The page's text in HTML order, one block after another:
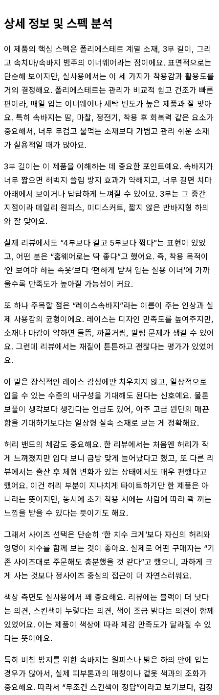
상세 정보 및 스펙 분석
이 제품의 핵심 스펙은 폴리에스테르 계열 소재, 3부 길이, 그리
고 속치마/속바지 범주의 이너웨어라는 점이에요. 표면적으로는
단순해 보이지만, 실사용에서는 이 세 가지가 착용감과 활용도를
거의 결정해요. 폴리에스테르는 관리가 비교적 쉽고 건조가 빠른
편이라, 매일 입는 이너웨어나 세탁 빈도가 높은 제품과 잘 맞아
요. 특히 속바지는 땀, 마찰, 정전기, 착용 후 회복력 같은 요소가
중요해서, 너무 무겁고 물먹는 소재보다 가볍고 관리 쉬운 소재
가 실용적일 때가 많아요.
3부 길이는 이 제품을 이해하는 데 중요한 포인트예요. 속바지가
너무 짧으면 허벅지 쓸림 방지 효과가 약해지고, 너무 길면 치마
아래에서 보이거나 답답하게 느껴질 수 있어요. 3부는 그 중간
지점이라 데일리 원피스, 미디스커트, 짧지 않은 반바지형 하의
와 잘 맞아요.
실제 리뷰에서도 “4부보다 길고 5부보다 짧다”는 표현이 있었
고, 어떤 분은 “홈웨어로는 딱 좋다”고 했어요. 즉, 착용 목적이
‘안 보여야 하는 속옷’보다 ‘편하게 받쳐 입는 실용 이너’에 가까
울수록 만족도가 높아질 가능성이 커요.
또 하나 주목할 점은 “레이스속바지”라는 이름이 주는 인상과 실
제 사용감의 균형이에요. 레이스는 디자인 만족도를 높여주지만,
소재나 마감이 약하면 들뜸, 까끌거림, 말림 문제가 생길 수 있어
요. 그런데 리뷰에서는 재질이 튼튼하고 괜찮다는 평가가 있었어
요.
이 말은 장식적인 레이스 감성에만 치우치지 않고, 일상적으로
입을 수 있는 수준의 내구성을 기대해도 된다는 신호예요. 물론
보풀이 생각보다 생긴다는 언급도 있어, 아주 고급 원단의 매끈
함을 기대하기보다는 일상형 실속 소재로 보는 게 정확해요.
허리 밴드의 체감도 중요해요. 한 리뷰에서는 처음엔 허리가 작
게 느껴졌지만 입다 보니 금방 맞게 늘어났다고 했고, 또 다른 리
뷰에서는 출산 후 체형 변화가 있는 상태에서도 매우 편했다고
했어요. 이건 허리 부분이 지나치게 타이트하기만 한 제품은 아
니라는 뜻이지만, 동시에 초기 착용 시에는 사람에 따라 꽉 끼는
느낌을 받을 수 있다는 뜻이기도 해요.
그래서 사이즈 선택은 단순히 ‘한 치수 크게’보다 자신의 허리와
엉덩이 치수를 함께 보는 것이 좋아요. 실제로 어떤 구매자는 “기
존 사이즈대로 주문해도 충분했을 것 같다”고 했으니, 과하게 크
게 사는 것보다 정사이즈 중심의 접근이 더 자연스러워요.
색상 측면도 실사용에서 꽤 중요해요. 리뷰에는 블랙이 더 낫다
는 의견, 스킨색이 누렇다는 의견, 색이 조금 밝다는 의견이 함께
있었어요. 이는 제품이 색상에 따라 체감 만족도가 달라질 수 있
다는 뜻이에요.
특히 비침 방지를 위한 속바지는 원피스나 밝은 하의 안에 입는
경우가 많아서, 실제 피부톤과의 매칭이나 겉옷 색과의 조화가
중요해요. 따라서 “무조건 스킨색이 정답”이라고 보기보다, 검정